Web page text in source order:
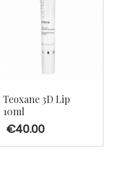
Teoxane 3D Lip
10ml
€40.00